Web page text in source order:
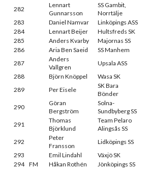
282
Lennart
Gunnarsson
SS Gambit,
Norrtälje
283
Daniel Namvar Linköpings ASS
284
Lennart Beijer Hultsfreds SK
285
Anders Kvarby Majornas SS
286
Aria Ben Saeid SS Manhem
287
Anders
Vallgren
Upsala ASS
288
Björn Knöppel Wasa SK
289
Per Eisele
SK Bara
Bönder
290
Göran
Bergström
Solna-
Sundbyberg SS
291
Thomas
Björklund
Team Pelaro
Alingsås SS
292
Peter
Fransson
Lidköpings SS
293
Emil Lindahl Växjö SK
294 FM Håkan Rothén Jönköpings SS